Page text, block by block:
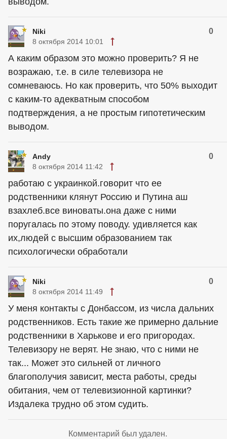
Niki 0
8 октября 2014 10:01
А каким образом это можно проверить? Я не
возражаю, т.е. в силе телевизора не
сомневаюсь. Но как проверить, что 50% выходит
с каким-то адекватным способом
подтверждения, а не простым гипотетическим
выводом.
Andy 0
8 октября 2014 11:42
работаю с украинкой.говорит что ее
родственники клянут Россию и Путина аш
взахлеб.все виноваты.она даже с ними
поругалась по этому поводу. удивляется как
их,людей с высшим образованием так
психологически обработали
Niki 0
8 октября 2014 11:49
У меня контакты с Донбассом, из числа дальних
родственников. Есть такие же примерно дальние
родственники в Харькове и его пригородах.
Телевизору не верят. Не знаю, что с ними не
так... Может это сильней от личного
благополучия зависит, места работы, среды
обитания, чем от телевизионной картинки?
Издалека трудно об этом судить.
Комментарий был удален.